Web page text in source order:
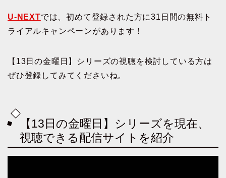
U-NEXTでは、初めて登録された方に31日間の無料ト
ライアルキャンペーンがあります！
【13日の金曜日】シリーズの視聴を検討している方は
ぜひ登録してみてくださいね。
【13日の金曜日】シリーズを現在、
視聴できる配信サイトを紹介